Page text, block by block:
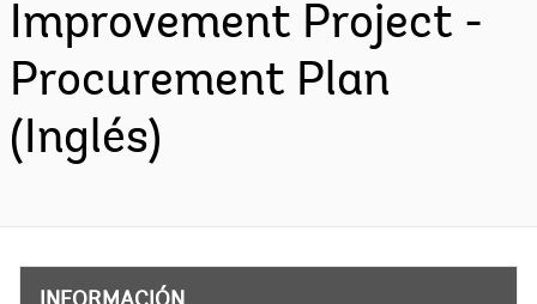
Improvement Project -
Procurement Plan
(Inglés)